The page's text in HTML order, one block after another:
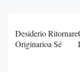
Desiderio
Originario
Ritornare
a Sé